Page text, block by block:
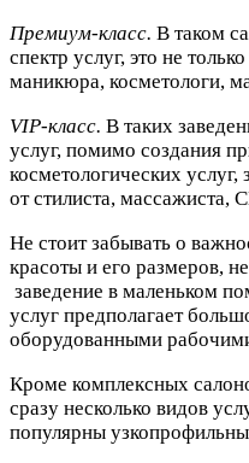
Премиум-класс. В таком
спектр услуг, это не
маникюра, косметологи,
VIP-класс. В таких
услуг, помимо создания
косметологических
от стилиста, массажиста,
Не стоит забывать о
красоты и его размеров,
заведение в маленьком
услуг предполагает
оборудованными
Кроме комплексных
сразу несколько видов
популярны